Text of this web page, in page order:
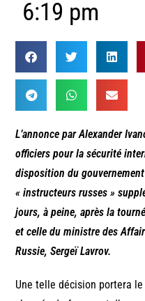
6:19 pm
L’annonce par Alexander
officiers pour la sécurité
disposition du
« instructeurs russes »
jours, à peine, après la
et celle du ministre des
Russie, Sergeï Lavrov.
Une telle décision portera